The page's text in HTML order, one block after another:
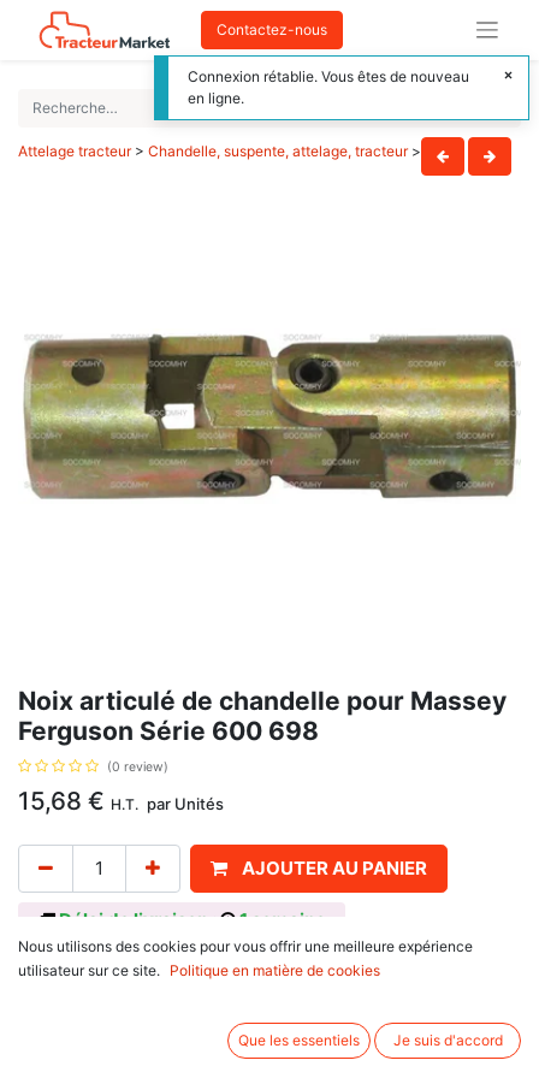
Contactez-nous
Attelage tracteur> Chandelle, suspente, attelage, tracteur>
Noix articulé de chandelle pour Massey
Ferguson Série 600 698
(0 review)
15,68 € H.T. par Unités
AJOUTER AU PANIER
Délai de livraison : 1 semaine
Noix articulé de chandelle pour Massey Ferguson Série 600 698, avec
Nous utilisons des cookies pour vous offrir une meilleure expérience
utilisateur sur ce site.
Politique en matière de cookies
Que les essentiels Je suis d'accord
Connexion rétablie. Vous êtes de nouveau
en ligne.